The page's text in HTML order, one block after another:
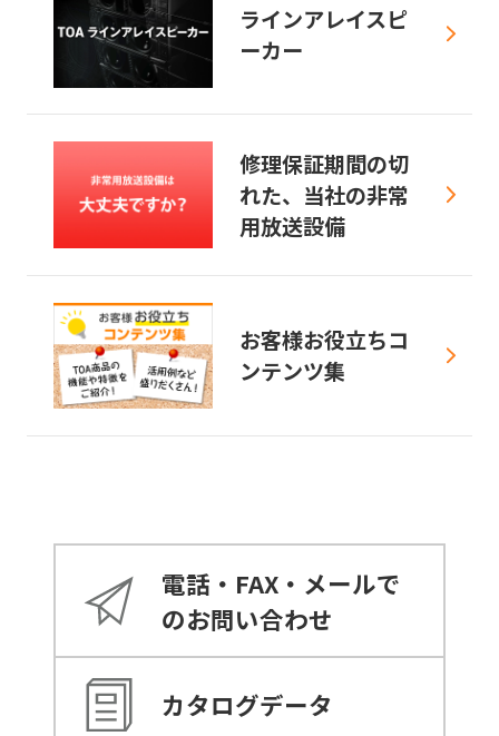
ラインアレイスピ
ーカー
修理保証期間の切
れた、当社の非常
用放送設備
お客様お役立ちコ
ンテンツ集
電話・FAX・メールで
のお問い合わせ
カタログデータ